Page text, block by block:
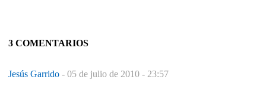
3 COMENTARIOS
Jesús Garrido - 05 de julio de 2010 - 23:57